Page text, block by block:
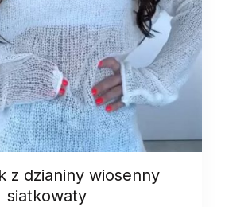
z dzianiny wiosenny
siatkowaty